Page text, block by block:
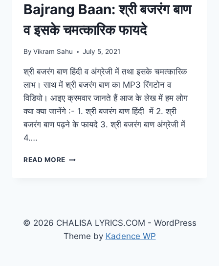
Bajrang Baan: श्री बजरंग बाण
व इसके चमत्कारिक फायदे
By Vikram Sahu July 5, 2021
श्री बजरंग बाण हिंदी व अंग्रेजी में तथा इसके चमत्कारिक
लाभ। साथ में श्री बजरंग बाण का MP3 रिंगटोन व
विडियो। आइए क्रमवार जानते हैं आज के लेख में हम लोग
क्या क्या जानेंगे :- 1. श्री बजरंग बाण हिंदी में 2. श्री
बजरंग बाण पढ़ने के फायदे 3. श्री बजरंग बाण अंग्रेजी में
4….
READ MORE BAJRANG
इसके
फायदे
© 2026 CHALISA LYRICS.COM - WordPress
Theme by Kadence WP